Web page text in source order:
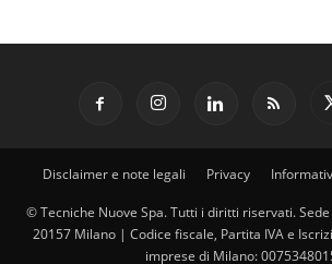
Disclaimer e note legali Privacy
© Tecniche Nuove Spa. Tutti i diritti riservati.
20157 Milano | Codice fiscale, Partita IVA e
imprese di Milano: